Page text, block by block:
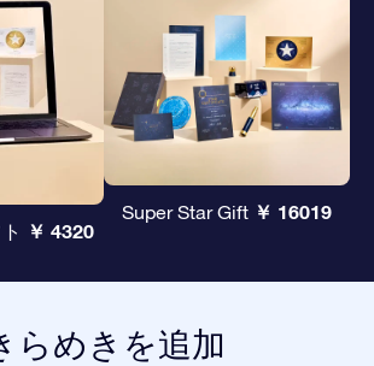
￥ 4320
Super Star Gift ￥ 16019
らめきを追加